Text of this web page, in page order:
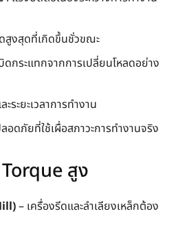
สูงสุดที่เกิดขึ้นชั่วขณะ
ดกระแทกจากการเปลี่ยนโหลดอย่าง
ระยะเวลาการทำงาน
อดภัยที่ใช้เผื่อสภาวะการทำงานจริง
สูง
– เครื่องรีดและลำเลียงเหล็กต้อง